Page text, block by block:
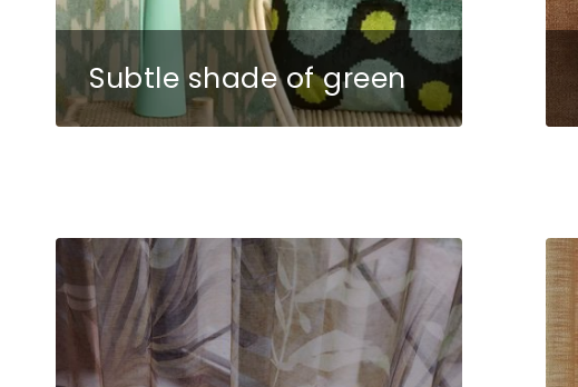
Subtle shade of green